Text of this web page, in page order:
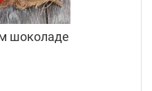
шоколаде